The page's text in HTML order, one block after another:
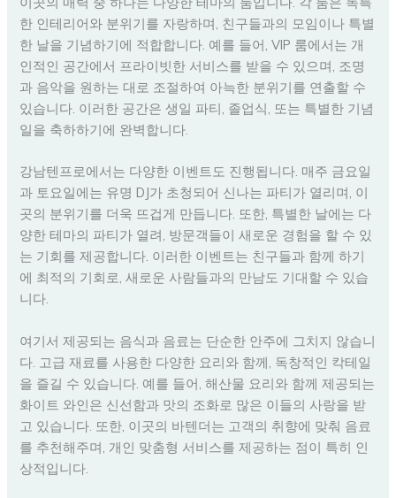
한 인테리어와 분위기를 자랑하며, 친구들과의 모임이나 특별
한 날을 기념하기에 적합합니다. 예를 들어, VIP 룸에서는 개
인적인 공간에서 프라이빗한 서비스를 받을 수 있으며, 조명
과 음악을 원하는 대로 조절하여 아늑한 분위기를 연출할 수
있습니다. 이러한 공간은 생일 파티, 졸업식, 또는 특별한 기념
일을 축하하기에 완벽합니다.
강남텐프로에서는 다양한 이벤트도 진행됩니다. 매주 금요일
과 토요일에는 유명 DJ가 초청되어 신나는 파티가 열리며, 이
곳의 분위기를 더욱 뜨겁게 만듭니다. 또한, 특별한 날에는 다
양한 테마의 파티가 열려, 방문객들이 새로운 경험을 할 수 있
는 기회를 제공합니다. 이러한 이벤트는 친구들과 함께 하기
에 최적의 기회로, 새로운 사람들과의 만남도 기대할 수 있습
니다.
여기서 제공되는 음식과 음료는 단순한 안주에 그치지 않습니
다. 고급 재료를 사용한 다양한 요리와 함께, 독창적인 칵테일
을 즐길 수 있습니다. 예를 들어, 해산물 요리와 함께 제공되는
화이트 와인은 신선함과 맛의 조화로 많은 이들의 사랑을 받
고 있습니다. 또한, 이곳의 바텐더는 고객의 취향에 맞춰 음료
를 추천해주며, 개인 맞춤형 서비스를 제공하는 점이 특히 인
상적입니다.